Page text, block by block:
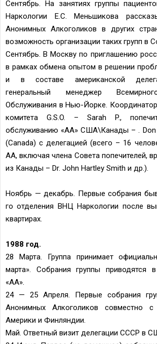
Сентябрь. На занятиях группы
Наркологии Е.С. Меньшикова
Анонимных Алкоголиков в других
возможность организации таких групп в
Сентябрь. В Москву по приглашению
в рамках обмена опытом в решении
и в составе американской
генеральный менеджер
Обслуживания в Нью-Йорке.
комитета G.S.O. – Sarah P.,
обслуживанию «АА» США\Канады – . Don
(Canada) с делегацией (всего – 16
АА, включая члена Совета попечителей,
из Канады – Dr. John Hartley Smith и др.).
Ноябрь — декабрь. Первые собрания
го отделения ВНЦ Наркологии после
квартирах.
1988 год.
28 Марта. Группа принимает
марта». Собрания группы приводятся
«АА».
24 — 25 Апреля. Первые собрания
Анонимных Алкоголиков совместно
Америки и Финляндии.
Май. Ответный визит делегации СССР в